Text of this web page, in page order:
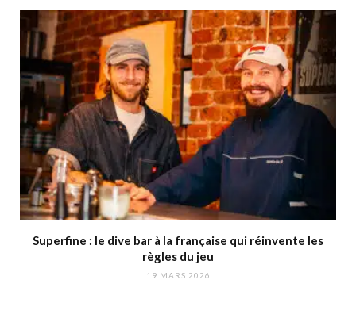
Superfine : le dive bar à la française qui réinvente les
règles du jeu
19 MARS 2026